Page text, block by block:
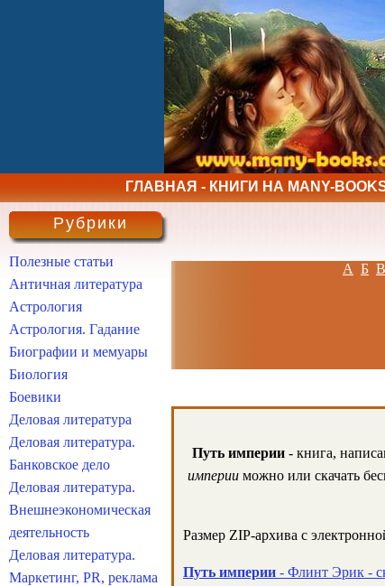
ГЛАВНАЯ - КНИГИ НА MANY-
А Б В
Путь империи- книга,
империи можно или скачать
Размер ZIP-архива c
Путь империи - Флинт Эрик -
Рубрики
Полезные статьи
Античная литература
Астрология
Астрология. Гадание
Биографии и мемуары
Биология
Боевики
Деловая литература
Деловая литература.
Банковское дело
Деловая литература.
Внешнеэкономическая
деятельность
Деловая литература.
Маркетинг, PR, реклама